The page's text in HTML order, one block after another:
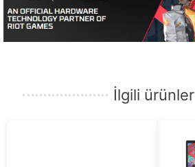
İlgili ürünler